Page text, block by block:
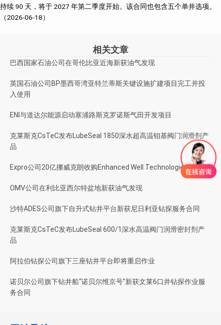
持续 90 天，将于 2027 年第二季度开始。该合同也包含五个单井选项。
（2026-06-18）
相关文章
巴西国家石油公司在哥伦比亚近海新获油气发现
英国石油公司BP墨西哥湾亚特兰蒂斯关键设施扩建项目完工并投
入使用
ENI与道达尔能源启动塞浦路斯克罗诺斯气田开发项目
克莱斯克CsTeC发布LubeSeal 1850深水超高温钼基阀门润滑剂产
品
Expro公司20亿挪威克朗收购Enhanced Well Technologies公司
OMV公司在利比亚西尔特盆地新获油气发现
沙特ADES公司旗下自升式钻井平台新获尼日利亚钻探服务合同
克莱斯克CsTeC发布LubeSeal 600/1深水高温阀门润滑密封剂产
品
阿拉伯钻探公司旗下三座钻井平台即将重启作业
诺贝尔公司旗下钻井船“诺贝尔维京号”新获文莱6口井钻探作业服
务合同